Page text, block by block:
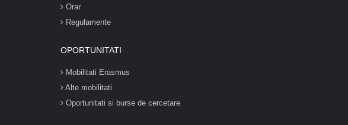
Orar
Regulamente
OPORTUNITATI
Mobilitati Erasmus
Alte mobilitati
Oportunitati si burse de cercetare